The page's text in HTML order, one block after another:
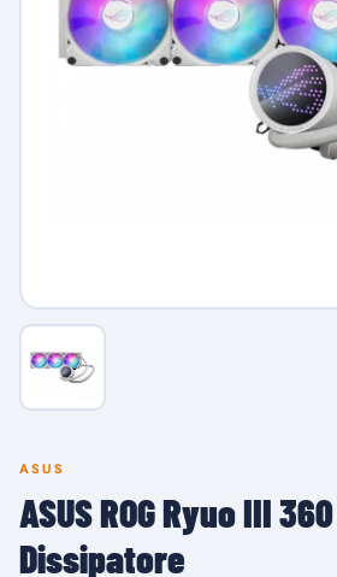
ASUS
ASUS ROG Ryuo III
Dissipatore